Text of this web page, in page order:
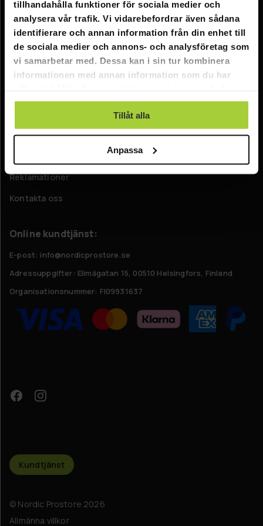
tillhandahålla funktioner för sociala medier och
analysera vår trafik. Vi vidarebefordrar även sådana
identifierare och annan information från din enhet till
de sociala medier och annons- och analysföretag som
vi samarbetar med. Dessa kan i sin tur kombinera
informationen med annan information som du har
använt deras tjänster.
Tillåt alla
Anpassa
Information
Företagsinformation
Om oss
Leverans
Reklamationer
Kontakta oss
Online kundtjänst:
E-post: info@nordicprostore.se
Adressuppgifter: Elimägatan 15, 00510 Helsingfors, Finland
Organisationsnummer: FI09931637
Kundtjänst
© Nordic Prostore 2026
Allmänna villkor